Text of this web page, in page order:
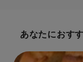
あなたにおす